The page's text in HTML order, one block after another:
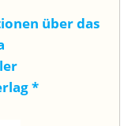
über das
*